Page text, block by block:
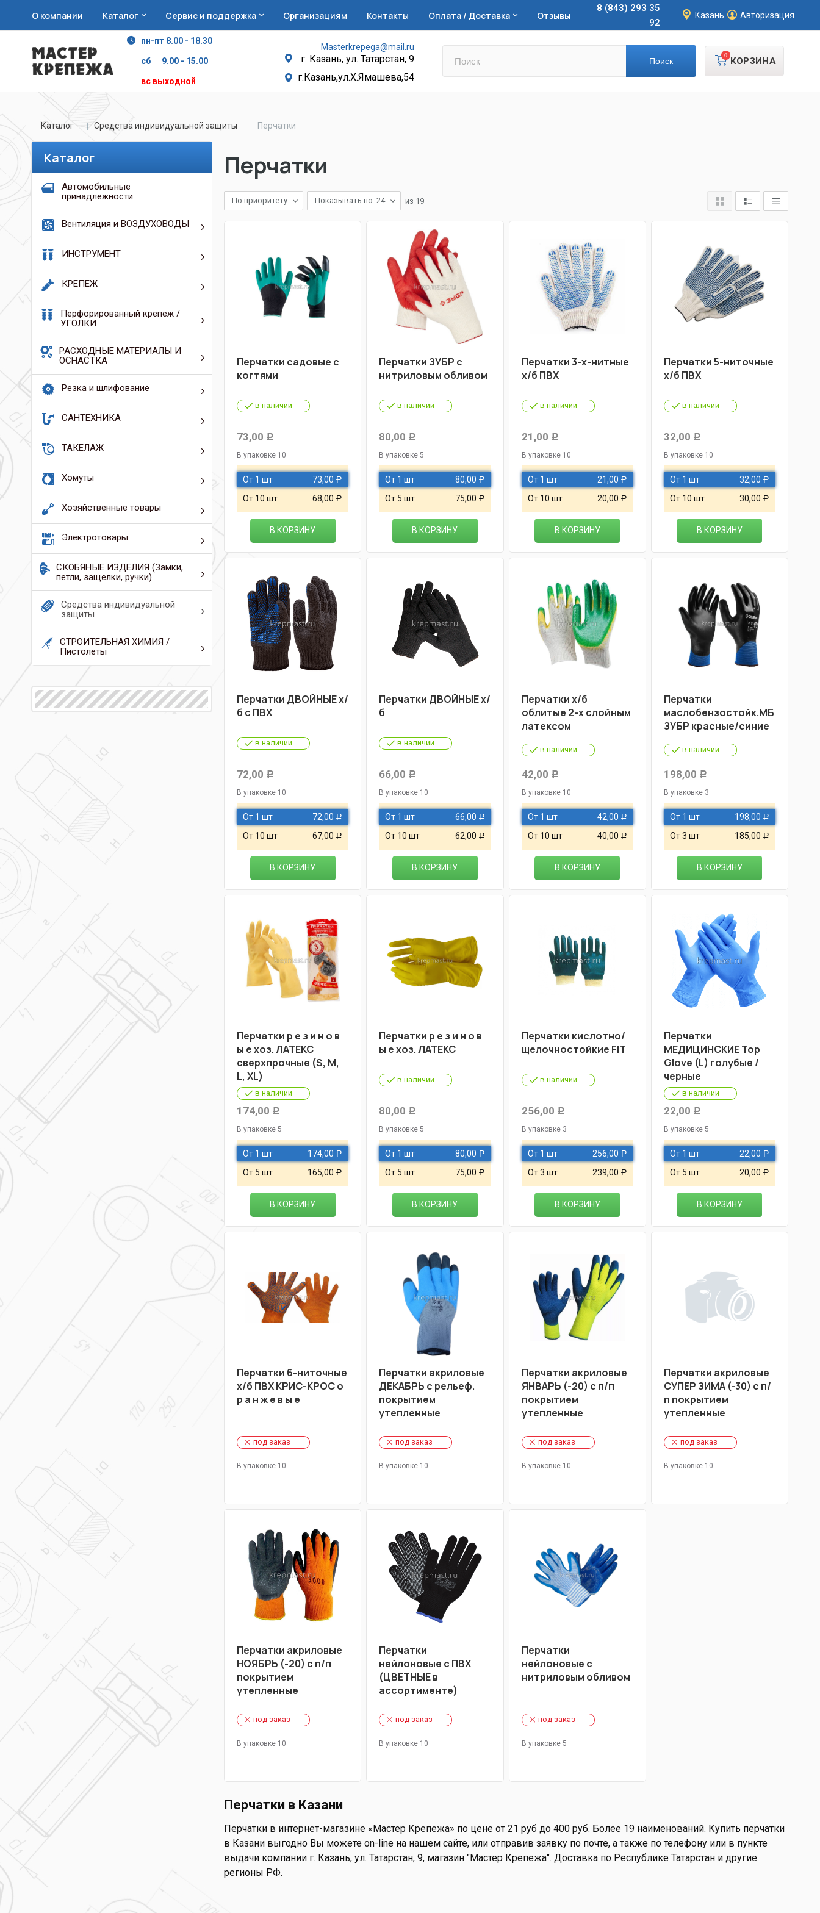
О компании Каталог Сервис и поддержка Организациям Контакты Оплата / Доставка Отзывы
8 (843) 293 35
92
Казань Авторизация
пн-пт 8.00 - 18.30
сб 9.00 - 15.00
вс выходной
Masterkrepega@mail.ru
г. Казань, ул. Татарстан, 9
г.Казань,ул.Х.Ямашева,54
КОРЗИНА
0
Каталог Средства индивидуальной защиты Перчатки
Каталог
Автомобильные
принадлежности
Вентиляция и ВОЗДУХОВОДЫ
ИНСТРУМЕНТ
КРЕПЕЖ
Перфорированный крепеж /
УГОЛКИ
РАСХОДНЫЕ МАТЕРИАЛЫ И
ОСНАСТКА
Резка и шлифование
САНТЕХНИКА
ТАКЕЛАЖ
Хомуты
Хозяйственные товары
Электротовары
СКОБЯНЫЕ ИЗДЕЛИЯ (Замки,
петли, защелки, ручки)
Средства индивидуальной
защиты
СТРОИТЕЛЬНАЯ ХИМИЯ /
Пистолеты
Перчатки
По приоритету Показывать по: 24 из 19
Перчатки садовые с
когтями
в наличии
73,00 Р
В упаковке 10
От 1 шт 73,00 Р
От 10 шт 68,00 Р
В КОРЗИНУ
Перчатки ЗУБР с
нитриловым обливом
в наличии
80,00 Р
В упаковке 5
От 1 шт 80,00 Р
От 5 шт 75,00 Р
В КОРЗИНУ
Перчатки 3-х-нитные
х/б ПВХ
в наличии
21,00 Р
В упаковке 10
От 1 шт 21,00 Р
От 10 шт 20,00 Р
В КОРЗИНУ
Перчатки 5-ниточные
х/б ПВХ
в наличии
32,00 Р
В упаковке 10
От 1 шт 32,00 Р
От 10 шт 30,00 Р
В КОРЗИНУ
Перчатки ДВОЙНЫЕ х/
б с ПВХ
в наличии
72,00 Р
В упаковке 10
От 1 шт 72,00 Р
От 10 шт 67,00 Р
В КОРЗИНУ
Перчатки ДВОЙНЫЕ х/
б
в наличии
66,00 Р
В упаковке 10
От 1 шт 66,00 Р
От 10 шт 62,00 Р
В КОРЗИНУ
Перчатки х/б
облитые 2-х слойным
латексом
в наличии
42,00 Р
В упаковке 10
От 1 шт 42,00 Р
От 10 шт 40,00 Р
В КОРЗИНУ
Перчатки
маслобензостойк.МБС
ЗУБР красные/синие
в наличии
198,00 Р
В упаковке 3
От 1 шт 198,00 Р
От 3 шт 185,00 Р
В КОРЗИНУ
Перчатки р е з и н о в
ы е хоз. ЛАТЕКС
сверхпрочные (S, М,
L, XL)
в наличии
174,00 Р
В упаковке 5
От 1 шт 174,00 Р
От 5 шт 165,00 Р
В КОРЗИНУ
Перчатки р е з и н о в
ы е хоз. ЛАТЕКС
в наличии
80,00 Р
В упаковке 5
От 1 шт 80,00 Р
От 5 шт 75,00 Р
В КОРЗИНУ
Перчатки кислотно/
щелочностойкие FIT
в наличии
256,00 Р
В упаковке 3
От 1 шт 256,00 Р
От 3 шт 239,00 Р
В КОРЗИНУ
Перчатки
МЕДИЦИНСКИЕ Top
Glove (L) голубые /
черные
в наличии
22,00 Р
В упаковке 5
От 1 шт 22,00 Р
От 5 шт 20,00 Р
В КОРЗИНУ
Перчатки 6-ниточные
х/б ПВХ КРИС-КРОС о
р а н ж е в ы е
под заказ
В упаковке 10
Перчатки акриловые
ДЕКАБРЬ с рельеф.
покрытием
утепленные
под заказ
В упаковке 10
Перчатки акриловые
ЯНВАРЬ (-20) с п/п
покрытием
утепленные
под заказ
В упаковке 10
Перчатки акриловые
СУПЕР ЗИМА (-30) с п/
п покрытием
утепленные
под заказ
В упаковке 10
Перчатки акриловые
НОЯБРЬ (-20) с п/п
покрытием
утепленные
под заказ
В упаковке 10
Перчатки
нейлоновые с ПВХ
(ЦВЕТНЫЕ в
ассортименте)
под заказ
В упаковке 10
Перчатки
нейлоновые с
нитриловым обливом
под заказ
В упаковке 5
Перчатки в Казани
Перчатки в интернет-магазине «Мастер Крепежа» по цене от 21 руб до 400 руб. Более 19 наименований. Купить перчатки
в Казани выгодно Вы можете on-line на нашем сайте, или отправив заявку по почте, а также по телефону или в пункте
выдачи компании г. Казань, ул. Татарстан, 9, магазин "Мастер Крепежа". Доставка по Республике Татарстан и другие
регионы РФ.